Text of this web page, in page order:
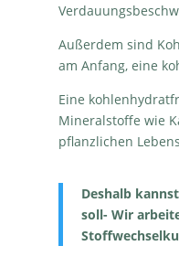
Außerdem sind
am Anfang, eine
Eine
Mineralstoffe wie
pflanzlichen
Deshalb
soll- Wir